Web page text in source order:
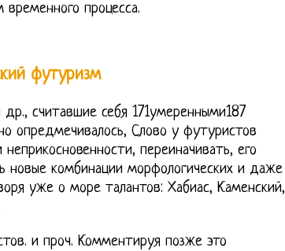
процесса.
футуризм
считавшие себя 171умеренными187
опредмечивалось, Слово у футуристов
переиначивать, его
новые комбинации морфологических и даже
уже о море талантов: Хабиас, Каменский,
и проч. Комментируя позже это